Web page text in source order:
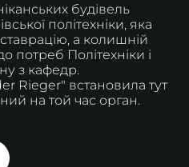
будівель
політехніки, яка
а колишній
потреб Політехніки і
з кафедр.
Rieger" встановила тут
на той час орган.